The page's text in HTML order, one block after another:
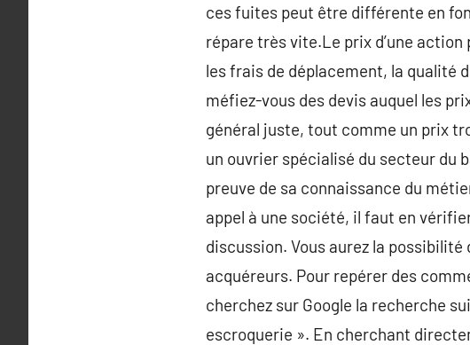
ces fuites peut être différente en
répare très vite.Le prix d’une
les frais de déplacement, la qualité
méfiez-vous des devis auquel les
général juste, tout comme un prix
un ouvrier spécialisé du secteur du
preuve de sa connaissance du
appel à une société, il faut en
discussion. Vous aurez la
acquéreurs. Pour repérer des
cherchez sur Google la recherche
escroquerie ». En cherchant